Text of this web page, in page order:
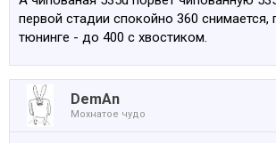
первой стадии спокойно 360 снимается,
тюнинге - до 400 с хвостиком.
DemAn
Мохнатое чудо